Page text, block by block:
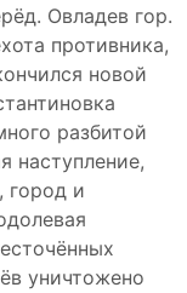
Овладев гор.
противника,
новой
разбитой
наступление,
город и
уничтожено